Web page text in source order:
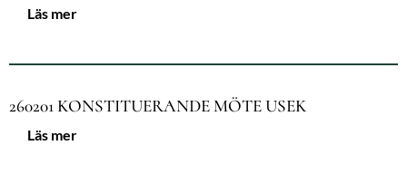
Läs mer
260201 KONSTITUERANDE MÖTE USEK
Läs mer